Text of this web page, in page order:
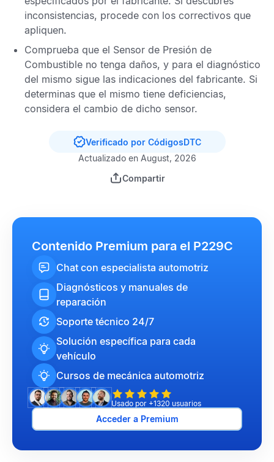
inconsistencias, procede con los correctivos que
apliquen.
Comprueba que el Sensor de Presión de
Combustible no tenga daños, y para el diagnóstico
del mismo sigue las indicaciones del fabricante. Si
determinas que el mismo tiene deficiencias,
considera el cambio de dicho sensor.
Verificado por CódigosDTC
Actualizado en August, 2026
Compartir
Contenido Premium para el P229C
Chat con especialista automotriz
Diagnósticos y manuales de
reparación
Soporte técnico 24/7
Solución específica para cada
vehículo
Cursos de mecánica automotriz
Usado por +1320 usuarios
Acceder a Premium